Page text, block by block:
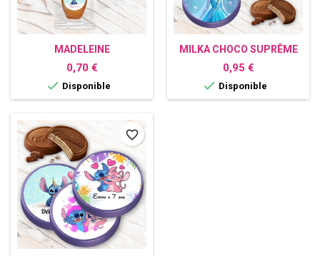
MADELEINE
PERSONNALISÉE AVEC
PHOTO
Prix
0,70 €
 Disponible
MILKA CHOCO SUPRÊME
PERSONNALISÉ AVEC
PHOTO
Prix
0,95 €
 Disponible
favorite_border